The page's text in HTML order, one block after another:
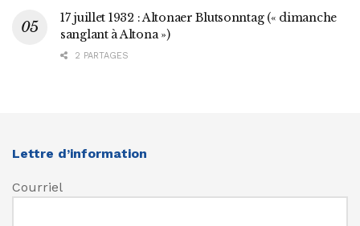
17 juillet 1932 : Altonaer Blutsonntag (« dimanche
sanglant à Altona »)
2 PARTAGES
Lettre d’information
Courriel